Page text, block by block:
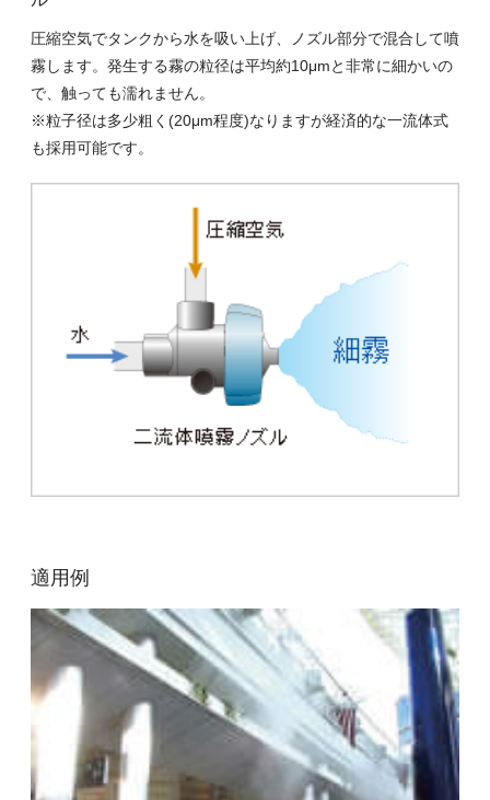
圧縮空気でタンクから水を吸い上げ、ノズル部分で混合して噴
霧します。発生する霧の粒径は平均約10μmと非常に細かいの
で、触っても濡れません。
※粒子径は多少粗く(20μm程度)なりますが経済的な一流体式
も採用可能です。
適用例